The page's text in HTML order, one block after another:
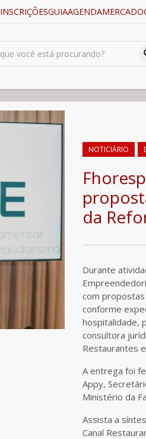
INSCRIÇÕESGUIAAGENDAMERCADO
NOTICIÁRIO
da
Durante
com
conforme
hospitalidade,
consultora
Restaurantes
A entrega foi
Appy,
Ministério da
Assista a
Canal